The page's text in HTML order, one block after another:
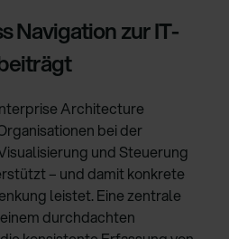
Navigation zur IT-
Architecture
bei der
und Steuerung
– und damit konkrete
leistet. Eine zentrale
durchdachten